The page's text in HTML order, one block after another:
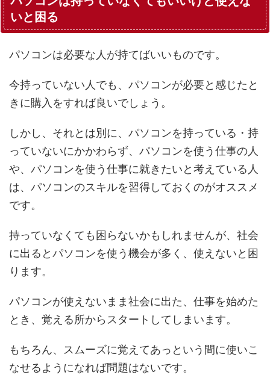
いと困る
パソコンは必要な人が持てばいいものです。
今持っていない人でも、パソコンが必要と感じたと
きに購入をすれば良いでしょう。
しかし、それとは別に、パソコンを持っている・持
っていないにかかわらず、パソコンを使う仕事の人
や、パソコンを使う仕事に就きたいと考えている人
は、パソコンのスキルを習得しておくのがオススメ
です。
持っていなくても困らないかもしれませんが、社会
に出るとパソコンを使う機会が多く、使えないと困
ります。
パソコンが使えないまま社会に出た、仕事を始めた
とき、覚える所からスタートしてしまいます。
もちろん、スムーズに覚えてあっという間に使いこ
なせるようになれば問題はないです。